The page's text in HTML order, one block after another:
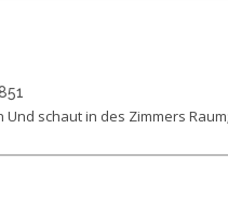
schaut in des Zimmers